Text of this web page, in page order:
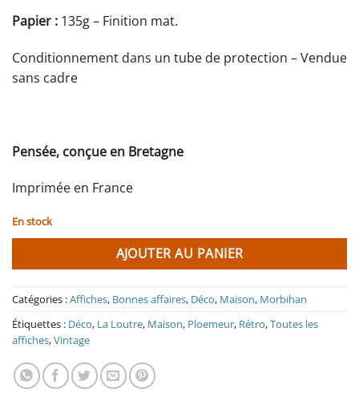
Papier : 135g – Finition mat.
Conditionnement dans un tube de protection – Vendue
sans cadre
Pensée, conçue en Bretagne
Imprimée en France
En stock
AJOUTER AU PANIER
Catégories :Affiches, Bonnes affaires, Déco, Maison, Morbihan
Étiquettes : Déco, La Loutre, Maison, Ploemeur, Rétro,Toutes les
affiches,Vintage